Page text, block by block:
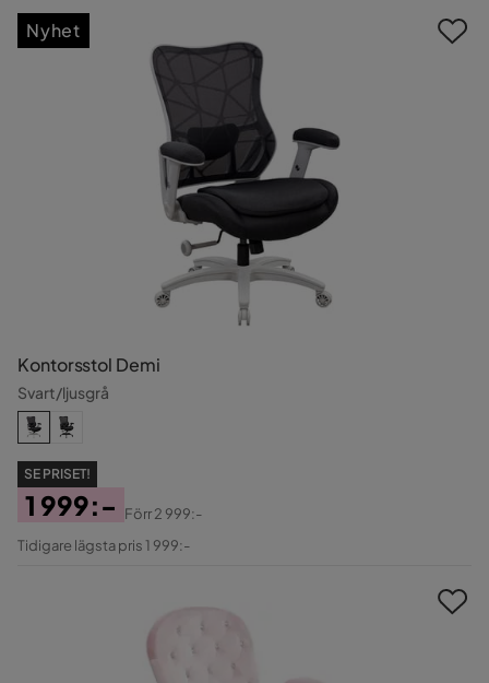
Kontorsstol Demi
Svart/ljusgrå
SE PRISET!
Pris
1 999:-
Original
Förr2 999:-
Tidigare lägsta pris 1 999:-
Nyhet